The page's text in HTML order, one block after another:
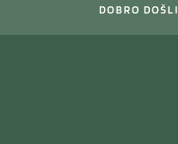
DOBRO